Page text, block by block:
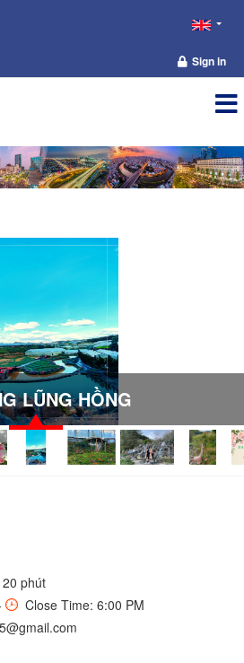
Sign in
LŨNG HỒNG
phút
Close Time: 6:00 PM